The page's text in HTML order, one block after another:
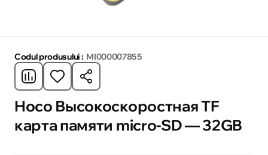
Codul produsului : MI000007855
Hoco Высокоскоростная TF
карта памяти micro-SD — 32GB